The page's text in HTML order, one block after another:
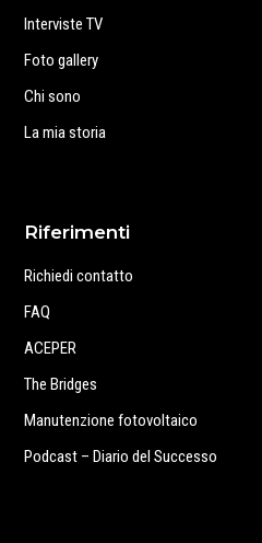
Interviste TV
Foto gallery
Chi sono
La mia storia
Riferimenti
Richiedi contatto
FAQ
ACEPER
The Bridges
Manutenzione fotovoltaico
Podcast – Diario del Successo